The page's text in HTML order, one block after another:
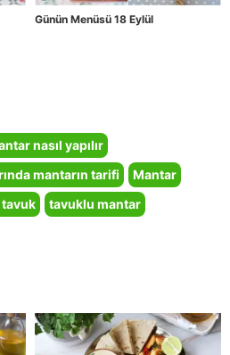
Günün Menüsü 18 Eylül
nasıl yapılır
mantarın tarifi
Mantar
tavuk tavuklu mantar